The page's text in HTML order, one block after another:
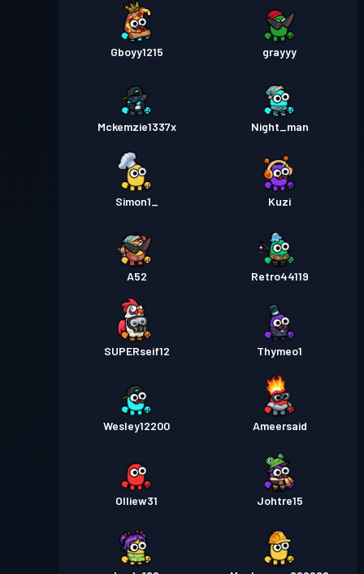
Gboyy1215 grayyy
Mckemzie1337x Night_man
Simon1_ Kuzi
A52 Retro44119
SUPERseif12 Thymeo1
Wesley12200 Ameersaid
Olliew31 Johtre15